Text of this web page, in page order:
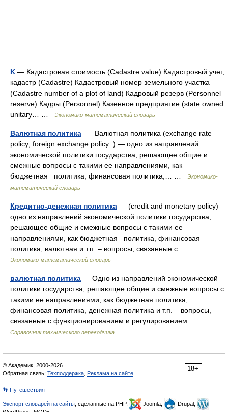
K — Кадастровая стоимость (Cadastre value) Кадастровый учет,
кадастр (Cadastre) Кадастровый номер земельного участка
(Cadastre number of a plot of land) Кадровый резерв (Personnel
reserve) Кадры (Personnel) Казенное предприятие (state owned
unitary… …
Экономико-математический словарь
Валютная политика — Валютная политика (exchange rate
policy; foreign exchange policy ) — одно из направлений
экономической политики государства, решающее общие и
смежные вопросы с такими ее направлениями, как
бюджетная политика, финансовая политика,… …
Экономико-
математический словарь
Кредитно-денежная политика — (credit and monetary policy) –
одно из направлений экономической политики государства,
решающее общие и смежные вопросы с такими ее
направлениями, как бюджетная политика, финансовая
политика, валютная и т.п. – вопросы, связанные с… …
Экономико-математический словарь
валютная политика — Одно из направлений экономической
политики государства, решающее общие и смежные вопросы с
такими ее направлениями, как бюджетная политика,
финансовая политика, денежная политика и т.п. – вопросы,
связанные с функционированием и регулированием… …
Справочник технического переводчика
18+
© Академик, 2000-2026
Обратная связь: Техподдержка Реклама на сайте
👣 Путешествия
Экспорт словарей на сайты , сделанные на PHP, Joomla,
Drupal,